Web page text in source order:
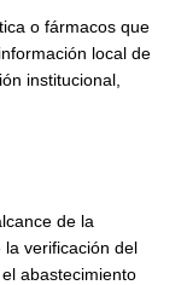
o fármacos que
local de
institucional,
de la
verificación del
abastecimiento